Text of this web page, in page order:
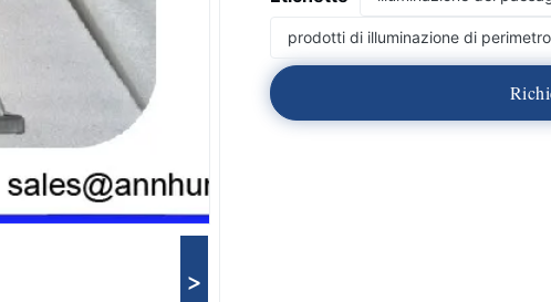
>
prodotti di illuminazione di perimetro
Richi